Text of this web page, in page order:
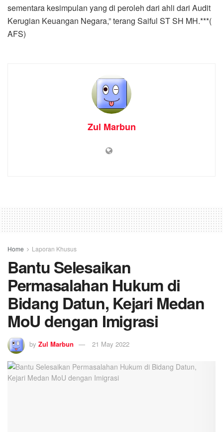
sementara kesimpulan yang di peroleh dari ahli dari Audit
Kerugian Keuangan Negara,” terang Saiful ST SH MH.***(
AFS)
Zul Marbun
Home Laporan Khusus
Bantu Selesaikan
Permasalahan Hukum di
Bidang Datun, Kejari Medan
MoU dengan Imigrasi
by Zul Marbun 21 May 2022